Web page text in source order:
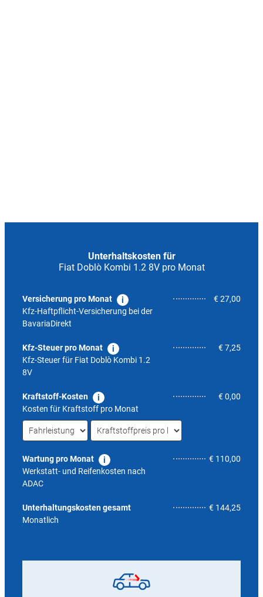
Unterhaltskosten für
Fiat Doblò Kombi 1.2 8V pro Monat
Versicherung pro Monat
Kfz-Haftpflicht-Versicherung bei der
BavariaDirekt
€ 27,00
Kfz-Steuer pro Monat
Kfz-Steuer für Fiat Doblò Kombi 1.2
8V
€ 7,25
Kraftstoff-Kosten
Kosten für Kraftstoff pro Monat
€ 0,00
Wartung pro Monat
Werkstatt- und Reifenkosten nach
ADAC
€ 110,00
Unterhaltungskosten gesamt
Monatlich
€ 144,257,5